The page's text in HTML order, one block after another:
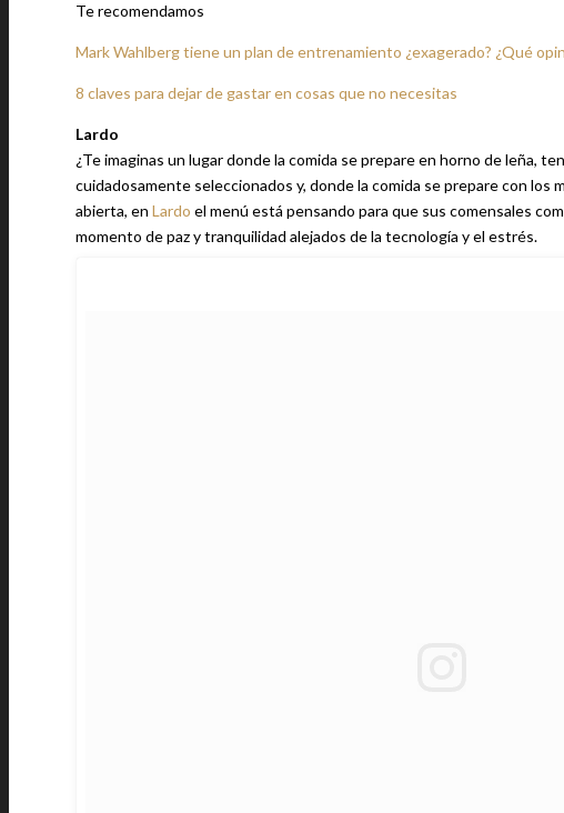
Te recomendamos
Mark Wahlberg tiene un plan de entrenamiento ¿exagerado? ¿Qué
8 claves para dejar de gastar en cosas que no necesitas
Lardo
¿Te imaginas un lugar donde la comida se prepare en horno de leña,
cuidadosamente seleccionados y, donde la comida se prepare con
abierta, en Lardo el menú está pensando para que sus comensales
momento de paz y tranquilidad alejados de la tecnología y el estrés.